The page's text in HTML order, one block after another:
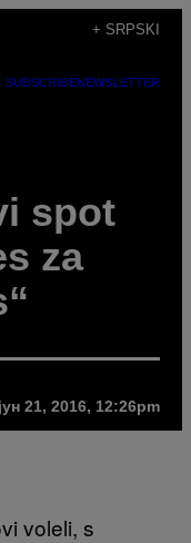
+ SRPSKI
SUBSCRIBENEWSLETTER
spot
za
јун 21, 2016, 12:26pm
voleli, s